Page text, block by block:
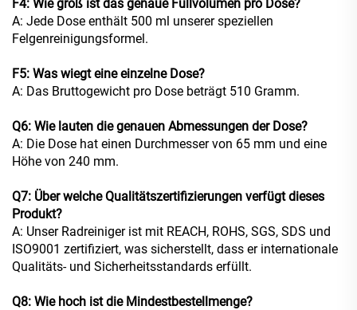
F4: Wie groß ist das genaue Füllvolumen pro Dose?
A: Jede Dose enthält 500 ml unserer speziellen
Felgenreinigungsformel.
F5: Was wiegt eine einzelne Dose?
A: Das Bruttogewicht pro Dose beträgt 510 Gramm.
Q6: Wie lauten die genauen Abmessungen der Dose?
A: Die Dose hat einen Durchmesser von 65 mm und eine
Höhe von 240 mm.
Q7: Über welche Qualitätszertifizierungen verfügt dieses
Produkt?
A: Unser Radreiniger ist mit REACH, ROHS, SGS, SDS und
ISO9001 zertifiziert, was sicherstellt, dass er internationale
Qualitäts- und Sicherheitsstandards erfüllt.
Q8: Wie hoch ist die Mindestbestellmenge?